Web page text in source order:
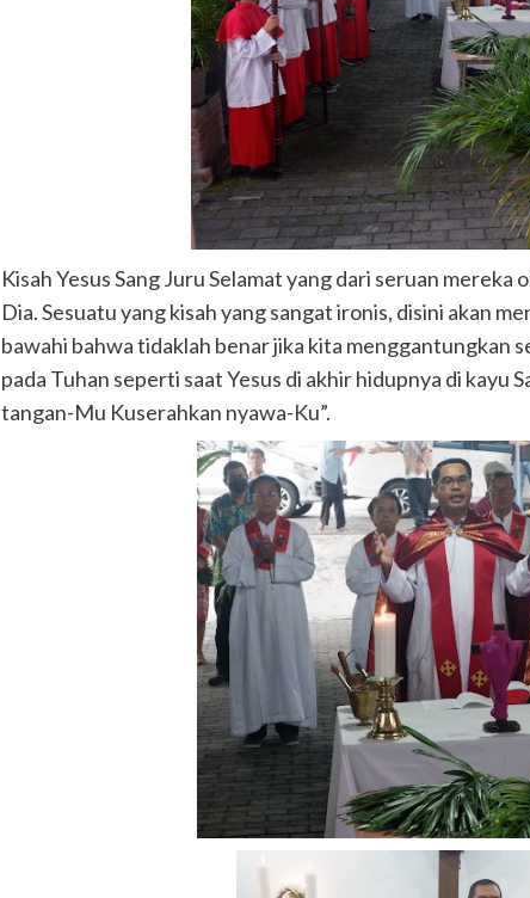
Kisah Yesus Sang Juru Selamat yang dari seruan mereka
Dia. Sesuatu yang kisah yang sangat ironis, disini akan
bawahi bahwa tidaklah benar jika kita menggantungkan
pada Tuhan seperti saat Yesus di akhir hidupnya di kayu
tangan-Mu Kuserahkan nyawa-Ku”.